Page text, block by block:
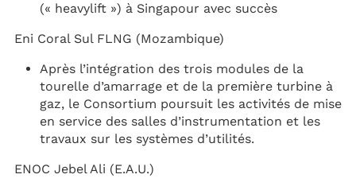
(« heavylift ») à Singapour avec succès
Eni Coral Sul FLNG (Mozambique)
Après l’intégration des trois modules de la
tourelle d’amarrage et de la première turbine à
gaz, le Consortium poursuit les activités de mise
en service des salles d’instrumentation et les
travaux sur les systèmes d’utilités.
ENOC Jebel Ali (E.A.U.)